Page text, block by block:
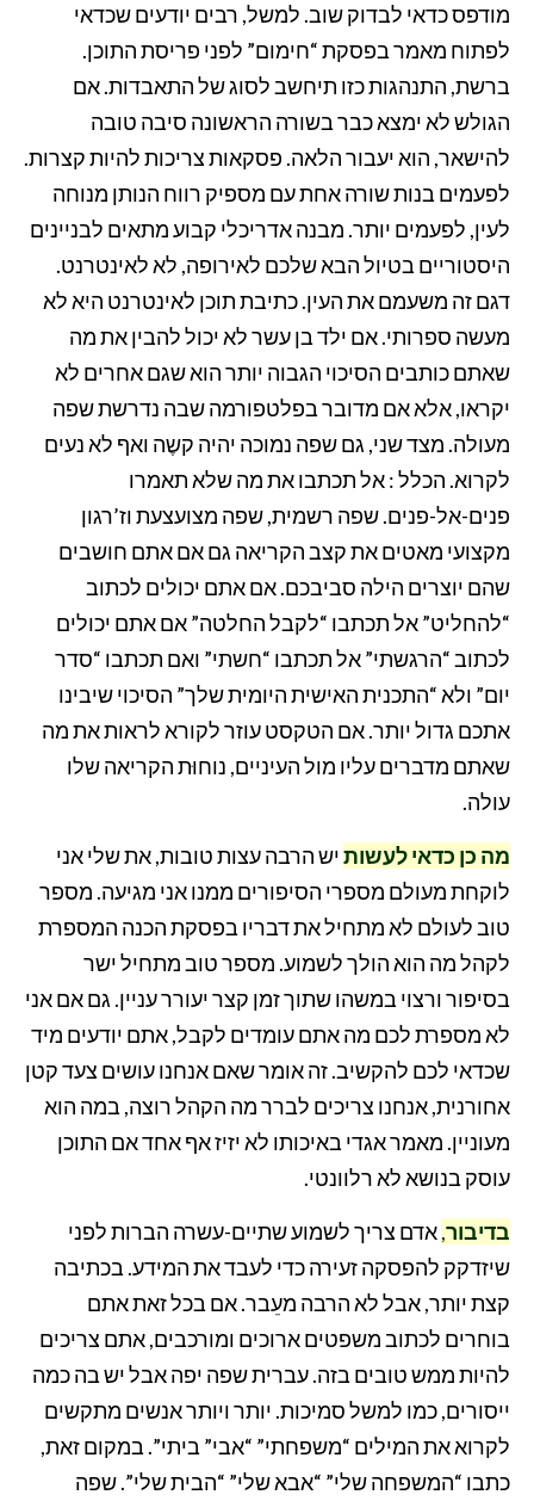
מודפס כדאי לבדוק שוב. למשל, רבים יודעים שכדאי
לפתוח מאמר בפסקת “חימום” לפני פריסת התוכן.
ברשת, התנהגות כזו תיחשב לסוג של התאבדות. אם
הגולש לא ימצא כבר בשורה הראשונה סיבה טובה
להישאר, הוא יעבור הלאה. פסקאות צריכות להיות קצרות.
לפעמים בנות שורה אחת עם מספיק רווח הנותן מנוחה
לעין, לפעמים יותר. מבנה אדריכלי קבוע מתאים לבניינים
היסטוריים בטיול הבא שלכם לאירופה, לא לאינטרנט.
דגם זה משעמם את העין. כתיבת תוכן לאינטרנט היא לא
מעשה ספרותי. אם ילד בן עשר לא יכול להבין את מה
שאתם כותבים הסיכוי הגבוה יותר הוא שגם אחרים לא
יקראו, אלא אם מדובר בפלטפורמה שבה נדרשת שפה
מעולה. מצד שני, גם שפה נמוכה יהיה קשֶה ואף לא נעים
לקרוא. הכלל : אל תכתבו את מה שלא תאמרו
פנים-אל-פנים. שפה רשמית, שפה מצועצעת וז’רגון
מקצועי מאטים את קצב הקריאה גם אם אתם חושבים
שהם יוצרים הילה סביבכם. אם אתם יכולים לכתוב
“להחליט” אל תכתבו “לקבל החלטה” אם אתם יכולים
לכתוב “הרגשתי” אל תכתבו “חשתי” ואם תכתבו “סדר
יום” ולא “התכנית האישית היומית שלך” הסיכוי שיבינו
אתכם גדול יותר. אם הטקסט עוזר לקורא לראות את מה
שאתם מדברים עליו מול העיניים, נוחוּת הקריאה שלו
עולה.
מה כן כדאי לעשותיש הרבה עצות טובות, את שלי אני
לוקחת מעולם מספרי הסיפורים ממנו אני מגיעה. מספר
טוב לעולם לא מתחיל את דבריו בפסקת הכנה המספרת
לקהל מה הוא הולך לשמוע. מספר טוב מתחיל ישר
בסיפור ורצוי במשהו שתוך זמן קצר יעורר עניין. גם אם אני
לא מספרת לכם מה אתם עומדים לקבל, אתם יודעים מיד
שכדאי לכם להקשיב. זה אומר שאם אנחנו עושים צעד קטן
אחורנית, אנחנו צריכים לברר מה הקהל רוצה, במה הוא
מעוניין. מאמר אגדי באיכותו לא יזיז אף אחד אם התוכן
עוסק בנושא לא רלוונטי.
בדיבור,אדם צריך לשמוע שתיים-עשרה הברות לפני
שיזדקק להפסקה זעירה כדי לעבד את המידע. בכתיבה
קצת יותר, אבל לא הרבה מעֵבר. אם בכל זאת אתם
בוחרים לכתוב משפטים ארוכים ומורכבים, אתם צריכים
להיות ממש טובים בזה. עברית שפה יפה אבל יש בה כמה
ייסורים, כמו למשל סמיכות. יותר ויותר אנשים מתקשים
לקרוא את המילים “משפחתי” “אבי” ביתי”. במקום זאת,
כתבו “המשפחה שלי” “אבא שלי” “הבית שלי”. שפה